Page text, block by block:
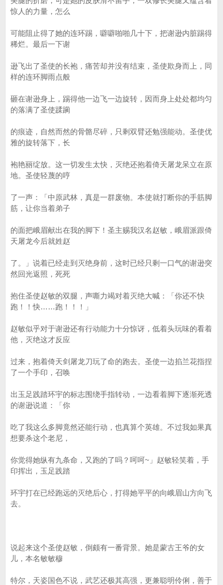
惊人的力量，怎么
可能阻止得了她的连环踢，噼噼啪啪几十下，把谢逊内脏踢得
稀烂。最后一下谢
逊飞出了圣使的长袍，痛苦却并没有结束，圣使欺身而上，同
样的连环脚雨点般
砸在谢逊身上，踢得他一边飞一边旋转，因而身上处处都均匀
的落满了圣使蹂躏
的痕迹，自然而然的骨骼尽碎，只剩双臂还勉强能动。圣使优
雅的旋转落下，长
袍艳丽绽放。这一切发生太快，灭绝还抱着倚天屠龙呆立在原
地。圣使轻蔑的哼
了一声：「中原武林，真是一群废物。本使就打断你的手筋脚
筋，让你当着弟子
的面把峨眉献出在我的脚下！圣主赐我汉名赵敏，峨眉派跟倚
天屠龙今后就姓赵
了。」说着已经走到灭绝身前，这时已经只剩一口气的谢逊突
然回光返照，死死
抱住圣使赵敏的双腿，声嘶力竭对着灭绝大喊：「你还不快
跑！！快……跑！！！」
赵敏似乎对于谢逊还有行动能力十分惊讶，低着头玩味的看着
他，灭绝这才反应
过来，抱着倚天剑屠龙刀玩了命的跑去。圣使一边掐兰花指捏
了一个手印，召唤
出玉足践踏环宇的标志围绕手指转动，一边看着脚下逐渐死透
的谢逊说道：「你
吃了我这么多脚竟然还能行动，也真算个英雄。不过我如果真
想要杀这个老尼，
你觉得她纵有九条命，又跑的了吗？呵呵~」赵敏轻笑着，手
印挥出，玉足践踏
环宇打在已经跑远的灭绝后心，打得她平平的向峨眉山方向飞
去。
说起来这个圣使赵敏，倒颇有一番背景。她是蒙古王爷的女
儿，本名敏敏穆
特尔，天姿国色不说，武艺还极其高强，更兼聪明伶俐，善于